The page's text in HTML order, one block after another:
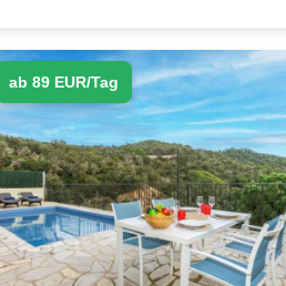
ab 89 EUR/Tag